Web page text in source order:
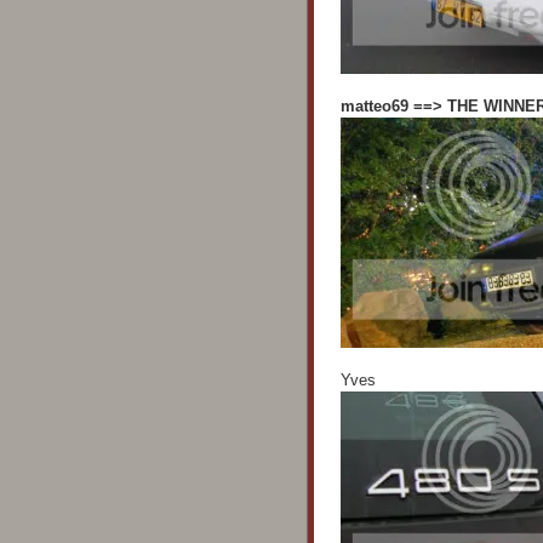
matteo69 ==> THE
Yves